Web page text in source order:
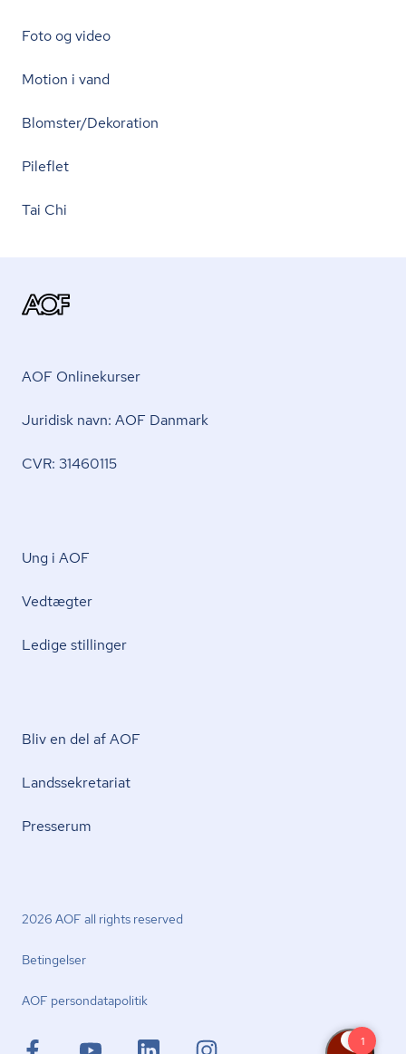
Foto og video
Motion i vand
Blomster/Dekoration
Pileflet
Tai Chi
AOF Onlinekurser
Juridisk navn: AOF Danmark
CVR: 31460115
Ung i AOF
Vedtægter
Ledige stillinger
Bliv en del af AOF
Lands­se­kre­ta­ri­at
Presserum
2026 AOF all rights reserved
Betingelser
AOF per­son­da­ta­po­li­tik